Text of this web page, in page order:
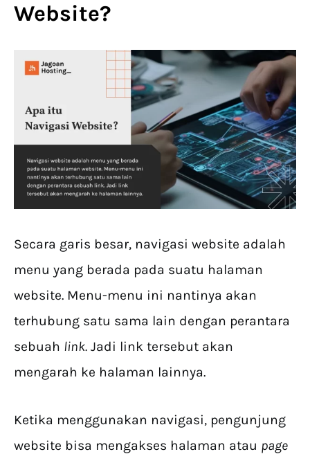
Website?
Secara garis besar, navigasi website adalah
menu yang berada pada suatu halaman
website. Menu-menu ini nantinya akan
terhubung satu sama lain dengan perantara
sebuah link. Jadi link tersebut akan
mengarah ke halaman lainnya.
Ketika menggunakan navigasi, pengunjung
website bisa mengakses halaman atau page